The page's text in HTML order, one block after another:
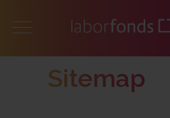
Sitemap